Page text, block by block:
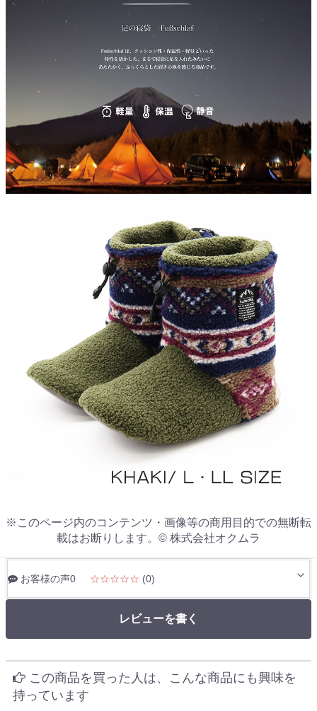
※このページ内のコンテンツ・画像等の商用目的での無断転
載はお断りします。© 株式会社オクムラ
お客様の声0 ☆☆☆☆☆ (0)
レビューを書く
この商品を買った人は、こんな商品にも興味を
持っています